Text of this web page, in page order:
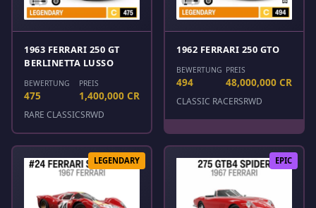
1963 FERRARI 250 GT
BERLINETTA LUSSO
BEWERTUNG
475
PREIS
1,400,000 CR
RARE CLASSICSRWD
1962 FERRARI 250 GTO
BEWERTUNG
494
PREIS
48,000,000 CR
CLASSIC RACERSRWD
LEGENDARY EPIC